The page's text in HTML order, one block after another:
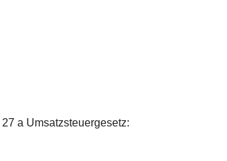
a Umsatzsteuergesetz: